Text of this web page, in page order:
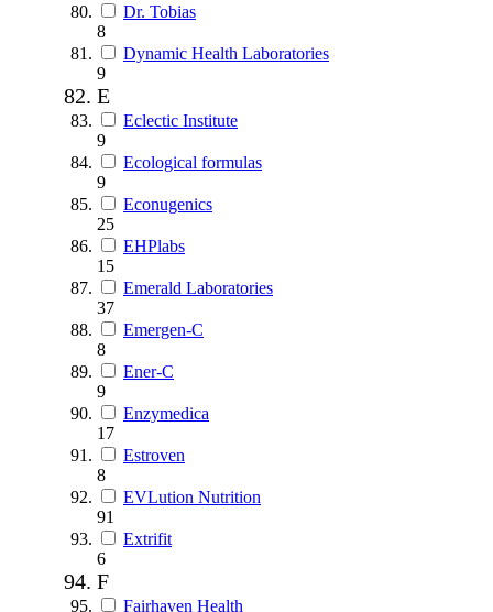
Dr. Tobias
8
Dynamic Health Laboratories
9
E
Eclectic Institute
9
Ecological formulas
9
Econugenics
25
EHPlabs
15
Emerald Laboratories
37
Emergen-C
8
Ener-C
9
Enzymedica
17
Estroven
8
EVLution Nutrition
91
Extrifit
6
F
Fairhaven Health